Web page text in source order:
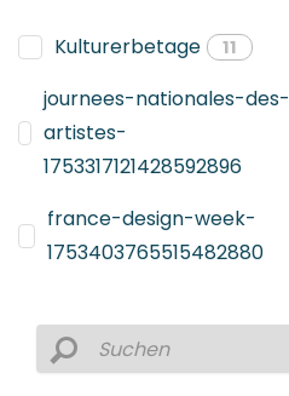
Kulturerbetage
11
journees-nationales-des-
artistes-
1753317121428592896
france-design-week-
1753403765515482880